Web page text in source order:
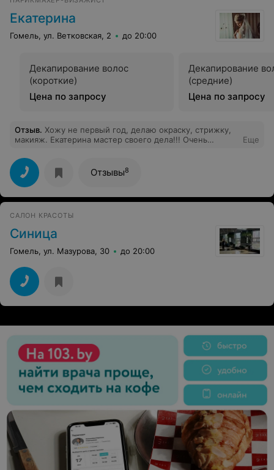
Екатерина
Гомель, ул. Ветковская, 2 до 20:00
Декапирование волос
(короткие)
Цена по запросу
Декапирование
(средние)
Цена по запросу
Отзыв. Хожу не первый год, делаю окраску, стрижку,
макияж. Екатерина мастер своего дела!!! Очень
Всем рекомендую!)))
Еще
Отзывы8
САЛОН КРАСОТЫ
Синица
Гомель, ул. Мазурова, 30 до 20:00